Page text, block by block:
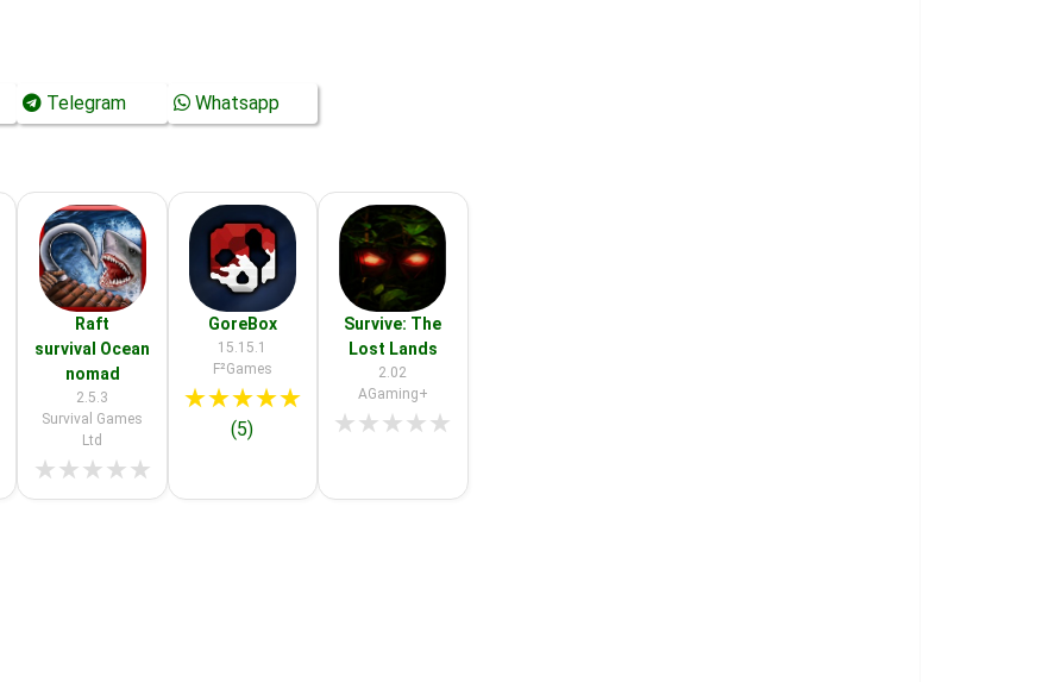
Telegram Whatsapp
Raft
survival Ocean
nomad
2.5.3
Survival Games
Ltd
★★★★★
GoreBox
15.15.1
F²Games
★★★★★
(5)
Survive: The
Lost Lands
2.02
AGaming+
★★★★★